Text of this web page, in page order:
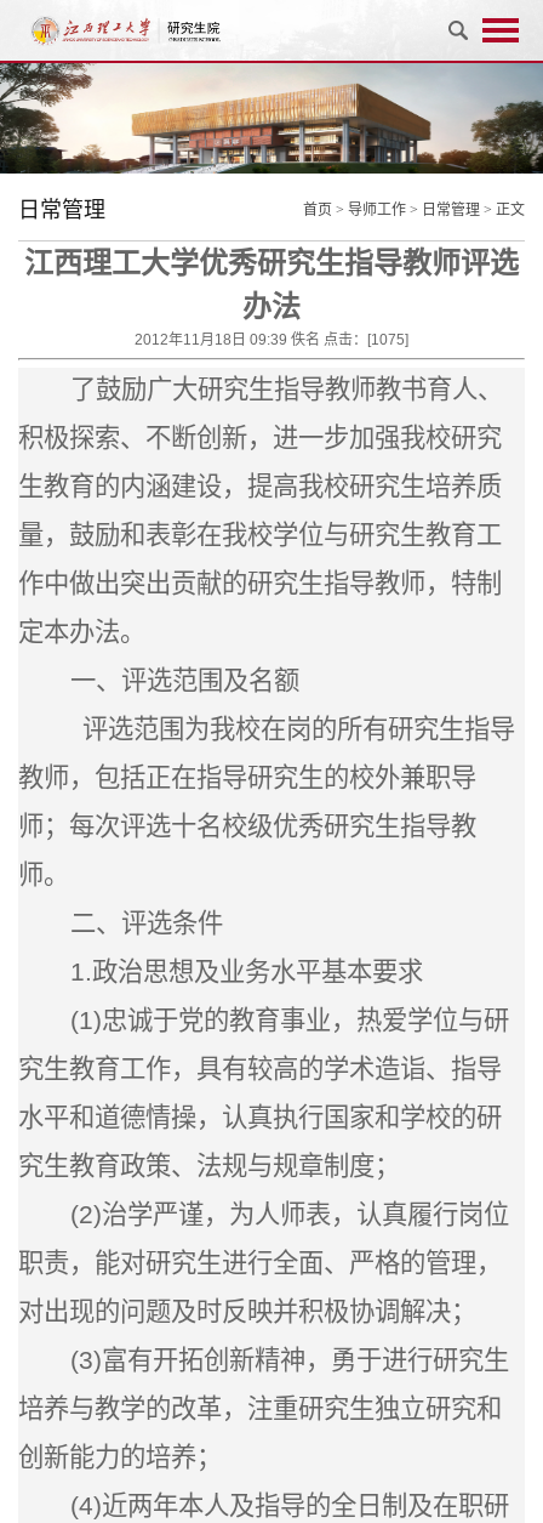
首页 > 导师工作 > 日常管理 > 正文
日常管理
江西理工大学优秀研究生指导教师评选
办法
2012年11月18日 09:39 佚名 点击：[1075]
了鼓励广大研究生指导教师教书育人、
积极探索、不断创新，进一步加强我校研究
生教育的内涵建设，提高我校研究生培养质
量，鼓励和表彰在我校学位与研究生教育工
作中做出突出贡献的研究生指导教师，特制
定本办法。
一、评选范围及名额
评选范围为我校在岗的所有研究生指导
教师，包括正在指导研究生的校外兼职导
师；每次评选十名校级优秀研究生指导教
师。
二、评选条件
1.政治思想及业务水平基本要求
(1)忠诚于党的教育事业，热爱学位与研
究生教育工作，具有较高的学术造诣、指导
水平和道德情操，认真执行国家和学校的研
究生教育政策、法规与规章制度；
(2)治学严谨，为人师表，认真履行岗位
职责，能对研究生进行全面、严格的管理，
对出现的问题及时反映并积极协调解决；
(3)富有开拓创新精神，勇于进行研究生
培养与教学的改革，注重研究生独立研究和
创新能力的培养；
(4)近两年本人及指导的全日制及在职研